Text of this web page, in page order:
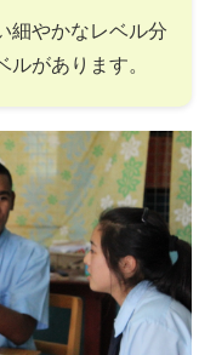
細やかなレベル分
があります。